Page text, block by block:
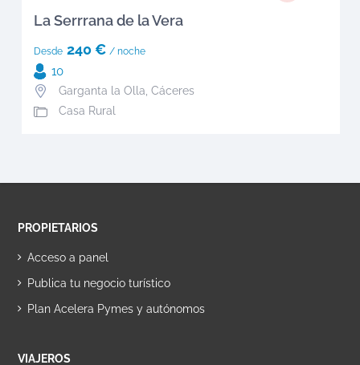
La Serrrana de la Vera
Desde 240 € / noche
10
Garganta la Olla Cáceres
Casa Rural
PROPIETARIOS
Acceso a panel
Publica tu negocio turístico
Plan Acelera Pymes y autónomos
VIAJEROS